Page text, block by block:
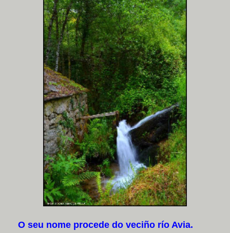
O seu nome procede do veciño río Avia.